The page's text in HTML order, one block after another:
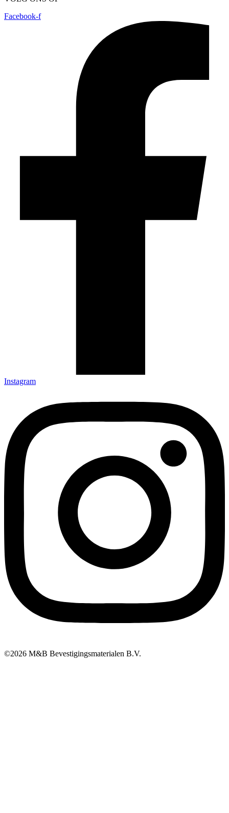
Facebook-f
Instagram
©2026 M&B Bevestigingsmaterialen B.V.